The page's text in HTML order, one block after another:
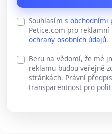
Souhlasím s obchodními
Petice.com pro reklamní
ochrany osobních údajů.
Beru na vědomí, že mé
reklamu budou veřejně
stránkách. Právní
transparentnost pro